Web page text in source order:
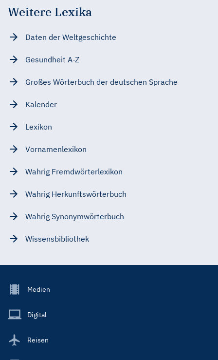
Weitere Lexika
Daten der Weltgeschichte
Gesundheit A-Z
Großes Wörterbuch der deutschen Sprache
Kalender
Lexikon
Vornamenlexikon
Wahrig Fremdwörterlexikon
Wahrig Herkunftswörterbuch
Wahrig Synonymwörterbuch
Wissensbibliothek
Footer
Main
Medien
Digital
Reisen